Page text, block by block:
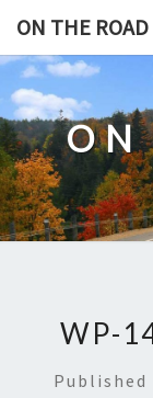
content
ON THE ROAD
ON
WP-
Published